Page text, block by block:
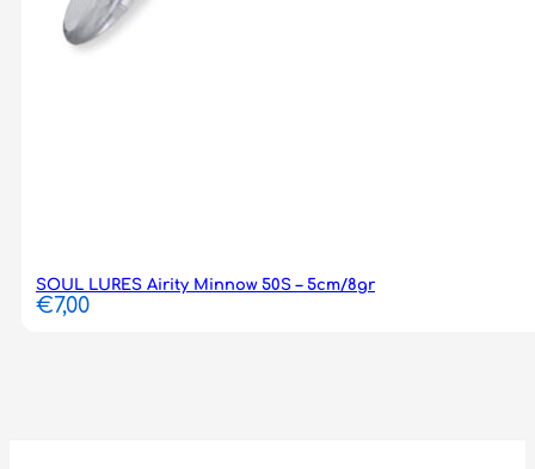
SOUL LURES Airity Minnow 50S – 5cm/8gr
€7,00